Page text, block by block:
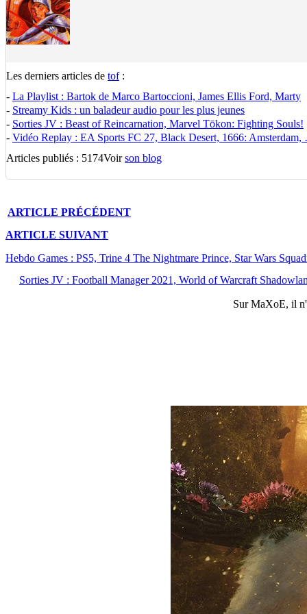
Les derniers articles de tof:
- La Playlist : Bartok de Marco Bartoccioni, James Ellis Ford, Marty
- Streamy Kids : un baladeur audio pour les plus jeunes
- Sorties JV : Beast of Reincarnation, Marvel Tōkon: Fighting Souls!
- Vidéo Replay : EA Sports FC 27, Black Desert, 1666:
Articles publiés : 5174Voirson blog
ARTICLE PRÉCÉDENT
ARTICLE SUIVANT
Hebdo Games : PS5, Trine 4 The Nightmare Prince, Star Wars
Sorties JV : Football Manager 2021, World of Warcraft
SurMaXoE, il